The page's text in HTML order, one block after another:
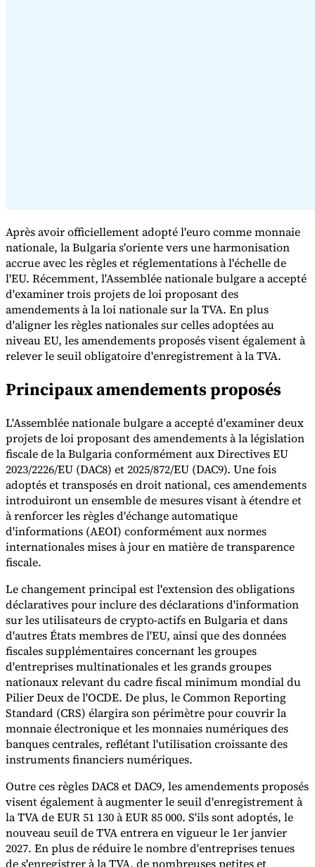
fiscalité indirecteTaxes sur le carbone et prélèvements
environnementaux
Outils
Calculateur de VATCalculateur de GSTCalculateur de taxe de
vente Vérificateur de numéro de VAT Suivi des obligations de
facturation électronique
Experts
Nos auteursDevenir contributeur Choisir un expert
Après avoir officiellement adopté l'euro comme monnaie
nationale, la Bulgaria s'oriente vers une harmonisation
accrue avec les règles et réglementations à l'échelle de
l'EU. Récemment, l'Assemblée nationale bulgare a accepté
d'examiner trois projets de loi proposant des
amendements à la loi nationale sur la TVA. En plus
d'aligner les règles nationales sur celles adoptées au
niveau EU, les amendements proposés visent également à
relever le seuil obligatoire d'enregistrement à la TVA.
Principaux amendements proposés
L'Assemblée nationale bulgare a accepté d'examiner deux
projets de loi proposant des amendements à la législation
fiscale de la Bulgaria conformément aux Directives EU
2023/2226/EU (DAC8) et 2025/872/EU (DAC9). Une fois
adoptés et transposés en droit national, ces amendements
introduiront un ensemble de mesures visant à étendre et
à renforcer les règles d'échange automatique
d'informations (AEOI) conformément aux normes
internationales mises à jour en matière de transparence
fiscale.
Le changement principal est l'extension des obligations
déclaratives pour inclure des déclarations d'information
sur les utilisateurs de crypto-actifs en Bulgaria et dans
d'autres États membres de l'EU, ainsi que des données
fiscales supplémentaires concernant les groupes
d'entreprises multinationales et les grands groupes
nationaux relevant du cadre fiscal minimum mondial du
Pilier Deux de l'OCDE. De plus, le Common Reporting
Standard (CRS) élargira son périmètre pour couvrir la
monnaie électronique et les monnaies numériques des
banques centrales, reflétant l'utilisation croissante des
instruments financiers numériques.
Outre ces règles DAC8 et DAC9, les amendements proposés
visent également à augmenter le seuil d'enregistrement à
la TVA de EUR 51 130 à EUR 85 000. S'ils sont adoptés, le
nouveau seuil de TVA entrera en vigueur le 1er janvier
2027. En plus de réduire le nombre d'entreprises tenues
de s'enregistrer à la TVA, de nombreuses petites et